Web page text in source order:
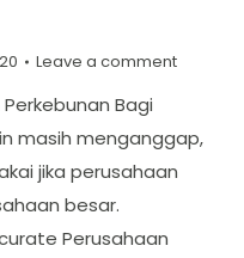
Leave a comment
Bagi
masih menganggap,
jika perusahaan
besar.
Perusahaan